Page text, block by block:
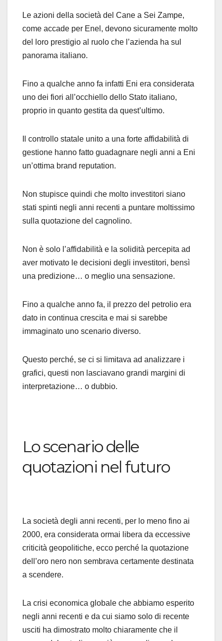
Le azioni della società del Cane a Sei Zampe,
come accade per Enel, devono sicuramente molto
del loro prestigio al ruolo che l’azienda ha sul
panorama italiano.
Fino a qualche anno fa infatti Eni era considerata
uno dei fiori all’occhiello dello Stato italiano,
proprio in quanto gestita da quest’ultimo.
Il controllo statale unito a una forte affidabilità di
gestione hanno fatto guadagnare negli anni a Eni
un’ottima brand reputation.
Non stupisce quindi che molto investitori siano
stati spinti negli anni recenti a puntare moltissimo
sulla quotazione del cagnolino.
Non è solo l’affidabilità e la solidità percepita ad
aver motivato le decisioni degli investitori, bensì
una predizione… o meglio una sensazione.
Fino a qualche anno fa, il prezzo del petrolio era
dato in continua crescita e mai si sarebbe
immaginato uno scenario diverso.
Questo perché, se ci si limitava ad analizzare i
grafici, questi non lasciavano grandi margini di
interpretazione… o dubbio.
Lo scenario delle
quotazioni nel futuro
La società degli anni recenti, per lo meno fino ai
2000, era considerata ormai libera da eccessive
criticità geopolitiche, ecco perché la quotazione
dell’oro nero non sembrava certamente destinata
a scendere.
La crisi economica globale che abbiamo esperito
negli anni recenti e da cui siamo solo di recente
usciti ha dimostrato molto chiaramente che il